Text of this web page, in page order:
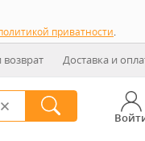
приватности.
возврат Доставка и